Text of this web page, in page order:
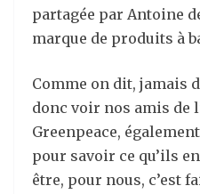
partagée par Antoine
marque de produits à
Comme on dit, jamais
donc voir nos amis de
Greenpeace,
pour savoir ce qu’ils
être, pour nous, c’est